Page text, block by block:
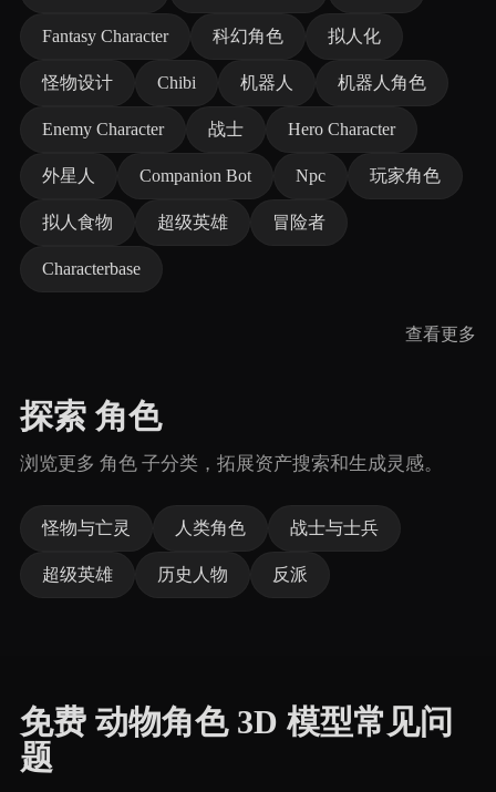
Fantasy Character 科幻角色 拟人化
怪物设计 Chibi 机器人 机器人角色
Enemy Character 战士 Hero Character
外星人 Companion Bot Npc 玩家角色
拟人食物 超级英雄 冒险者
Characterbase
查看更多
探索 角色
浏览更多 角色 子分类，拓展资产搜索和生成灵感。
怪物与亡灵 人类角色 战士与士兵
超级英雄 历史人物 反派
免费 动物角色 3D 模型常见问
题